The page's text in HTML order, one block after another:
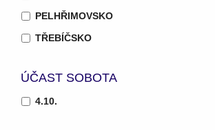
KOŽENÉ DOPLŇKY
KRASOHLEDY
MARKET
NOŽÍŘSTVÍ
PELHŘIMOVSKO
TŘEBÍČSKO
ÚČAST SOBOTA
4.10.